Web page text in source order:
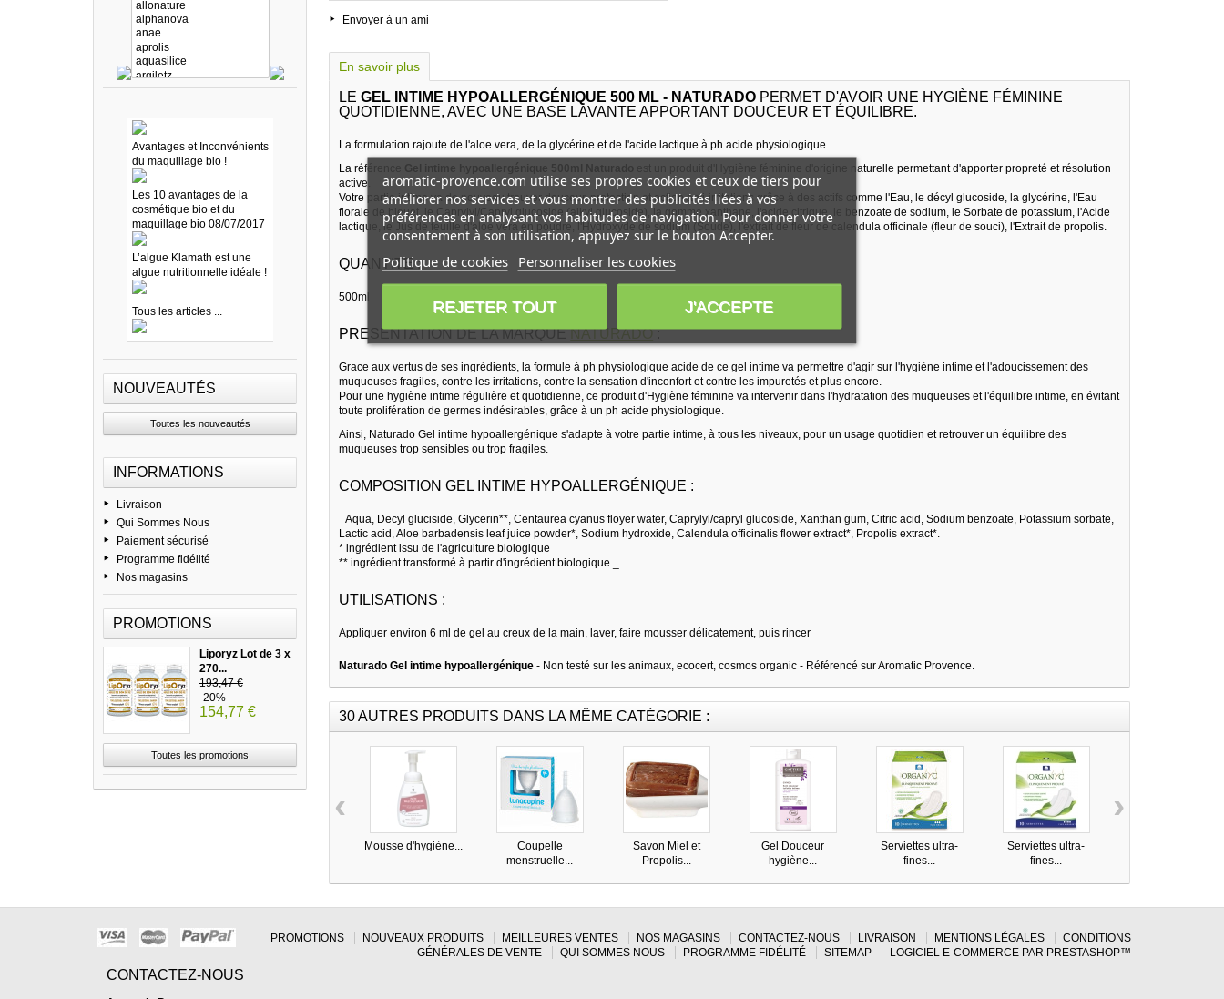
Avantages et Inconvénients
du maquillage bio !
Les 10 avantages de la
cosmétique bio et du
maquillage bio 08/07/2017
L’algue Klamath est une
algue nutritionnelle idéale !
Tous les articles ...
NOUVEAUTÉS
Toutes les nouveautés
INFORMATIONS
Livraison
Qui Sommes Nous
Paiement sécurisé
Programme fidélité
Nos magasins
PROMOTIONS
Liporyz Lot de 3 x
270...
193,47 €
-20%
154,77 €
Toutes les promotions
Envoyer à un ami
En savoir plus
LE GEL INTIME HYPOALLERGÉNIQUE 500 ML - NATURADO PERMET D'AVOIR UNE HYGIÈNE FÉMININE
QUOTIDIENNE, AVEC UNE BASE LAVANTE APPORTANT DOUCEUR ET ÉQUILIBRE.
La formulation rajoute de l'aloe vera, de la glycérine et de l'acide lactique à ph acide physiologique.
La référence Gel intime hypoallergénique 500ml Naturado est un produit d'Hygiène féminine d'origine naturelle permettant d'apporter propreté et résolution
active.
Votre partie intime va de nouveau trouver douceur, protection et action anti-irritations grâce à des actifs comme l'Eau, le décyl glucoside, la glycérine, l'Eau
florale de bleuet, le Caprylyl/Capryl glucoside (alkyl glucoside), la gomme xanthane, l'acide citrique, le benzoate de sodium, le Sorbate de potassium, l'Acide
lactique, le Jus de feuille d'aloe vera en poudre, l'Hydroxyde de sodium (Soude), l'extrait de fleur de calendula officinale (fleur de souci), l'Extrait de propolis.
QUANTITE :
500ml
PRESENTATION DE LA MARQUENATURADO:
Grace aux vertus de ses ingrédients, la formule à ph physiologique acide de ce gel intime va permettre d'agir sur l'hygiène intime et l'adoucissement des
muqueuses fragiles, contre les irritations, contre la sensation d'inconfort et contre les impuretés et plus encore.
Pour une hygiène intime régulière et quotidienne, ce produit d'Hygiène féminine va intervenir dans l'hydratation des muqueuses et l'équilibre intime, en évitant
toute prolifération de germes indésirables, grâce à un ph acide physiologique.
Ainsi, Naturado Gel intime hypoallergénique s'adapte à votre partie intime, à tous les niveaux, pour un usage quotidien et retrouver un équilibre des
muqueuses trop sensibles ou trop fragiles.
COMPOSITION GEL INTIME HYPOALLERGÉNIQUE :
_Aqua, Decyl gluciside, Glycerin**, Centaurea cyanus floyer water, Caprylyl/capryl glucoside, Xanthan gum, Citric acid, Sodium benzoate, Potassium sorbate,
Lactic acid, Aloe barbadensis leaf juice powder*, Sodium hydroxide, Calendula officinalis flower extract*, Propolis extract*.
* ingrédient issu de l'agriculture biologique
** ingrédient transformé à partir d'ingrédient biologique._
UTILISATIONS :
Appliquer environ 6 ml de gel au creux de la main, laver, faire mousser délicatement, puis rincer
Naturado Gel intime hypoallergénique - Non testé sur les animaux, ecocert, cosmos organic - Référencé sur Aromatic Provence.
30 AUTRES PRODUITS DANS LA MÊME CATÉGORIE :
Mousse d'hygiène...
Coupelle
menstruelle...
Savon Miel et
Propolis...
Gel Douceur
hygiène...
Serviettes ultra-
fines...
Serviettes ultra-
fines...
‹ ›
PROMOTIONS NOUVEAUX PRODUITS MEILLEURES VENTES NOS MAGASINS CONTACTEZ-NOUS LIVRAISON MENTIONS LÉGALES
CONDITIONS
GÉNÉRALES DE VENTE
QUI SOMMES NOUS PROGRAMME FIDÉLITÉ SITEMAP LOGICIEL E-COMMERCE PAR PRESTASHOP™
CONTACTEZ-NOUS
aromatic-provence.com utilise ses propres cookies et ceux de tiers pour
améliorer nos services et vous montrer des publicités liées à vos
préférences en analysant vos habitudes de navigation. Pour donner votre
consentement à son utilisation, appuyez sur le bouton Accepter.
Politique de cookies Personnaliser les cookies
REJETER TOUT J'ACCEPTE